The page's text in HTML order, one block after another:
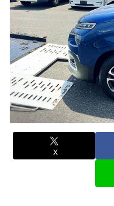
X